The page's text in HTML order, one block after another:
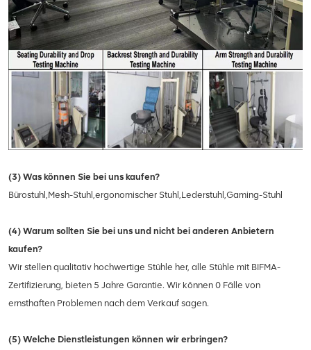
(3) Was können Sie bei uns kaufen?
Bürostuhl,Mesh-Stuhl,ergonomischer Stuhl,Lederstuhl,Gaming-Stuhl
(4) Warum sollten Sie bei uns und nicht bei anderen Anbietern
kaufen?
Wir stellen qualitativ hochwertige Stühle her, alle Stühle mit BIFMA-
Zertifizierung, bieten 5 Jahre Garantie. Wir können 0 Fälle von
ernsthaften Problemen nach dem Verkauf sagen.
(5) Welche Dienstleistungen können wir erbringen?